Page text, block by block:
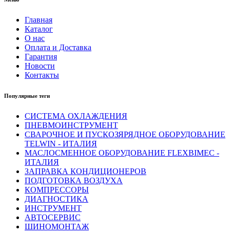
Главная
Каталог
О нас
Оплата и Доставка
Гарантия
Новости
Контакты
Популярные теги
СИСТЕМА ОХЛАЖДЕНИЯ
ПНЕВМОИНСТРУМЕНТ
СВАРОЧНОЕ И ПУСКОЗЯРЯДНОЕ ОБОРУДОВАНИЕ
TELWIN - ИТАЛИЯ
МАСЛОСМЕННОЕ ОБОРУДОВАНИЕ FLEXBIMEC -
ИТАЛИЯ
ЗАПРАВКА КОНДИЦИОНЕРОВ
ПОДГОТОВКА ВОЗДУХА
КОМПРЕССОРЫ
ДИАГНОСТИКА
ИНСТРУМЕНТ
АВТОСЕРВИС
ШИНОМОНТАЖ